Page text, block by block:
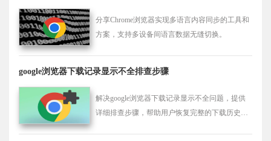
分享Chrome浏览器实现多语言内容同步的工具和
方案，支持多设备间语言数据无缝切换。
google浏览器下载记录显示不全排查步骤
解决google浏览器下载记录显示不全问题，提供
详细排查步骤，帮助用户恢复完整的下载历史查